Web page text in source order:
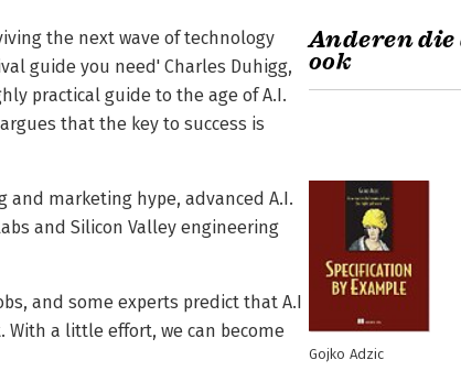
the next wave of technology
guide you need' Charles Duhigg,
practical guide to the age of A.I.
that the key to success is
and marketing hype, advanced A.I.
and Silicon Valley engineering
and some experts predict that A.I
a little effort, we can become
Anderen die
ook
Gojko Adzic